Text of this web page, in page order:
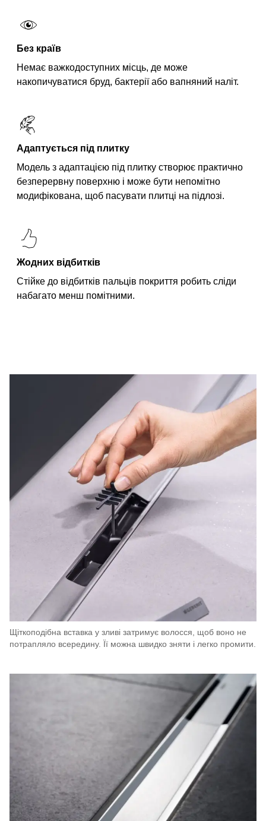
Без країв
Немає важкодоступних місць, де може
накопичуватися бруд, бактерії або вапняний наліт.
Адаптується під плитку
Модель з адаптацією під плитку створює практично
безперервну поверхню і може бути непомітно
модифікована, щоб пасувати плитці на підлозі.
Жодних відбитків
Стійке до відбитків пальців покриття робить сліди
набагато менш помітними.
Щіткоподібна вставка у зливі затримує волосся, щоб воно не
потрапляло всередину. Її можна швидко зняти і легко промити.